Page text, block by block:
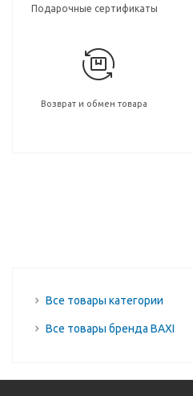
Подарочные сертификаты
Возврат и обмен товара
Все товары категории
Все товары бренда BAXI